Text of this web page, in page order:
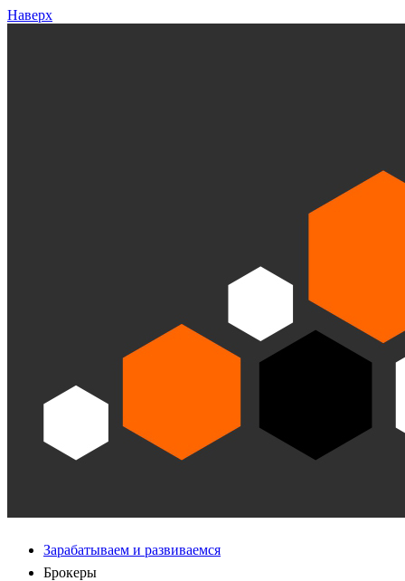
Наверх
Зарабатываем и развиваемся
Брокеры